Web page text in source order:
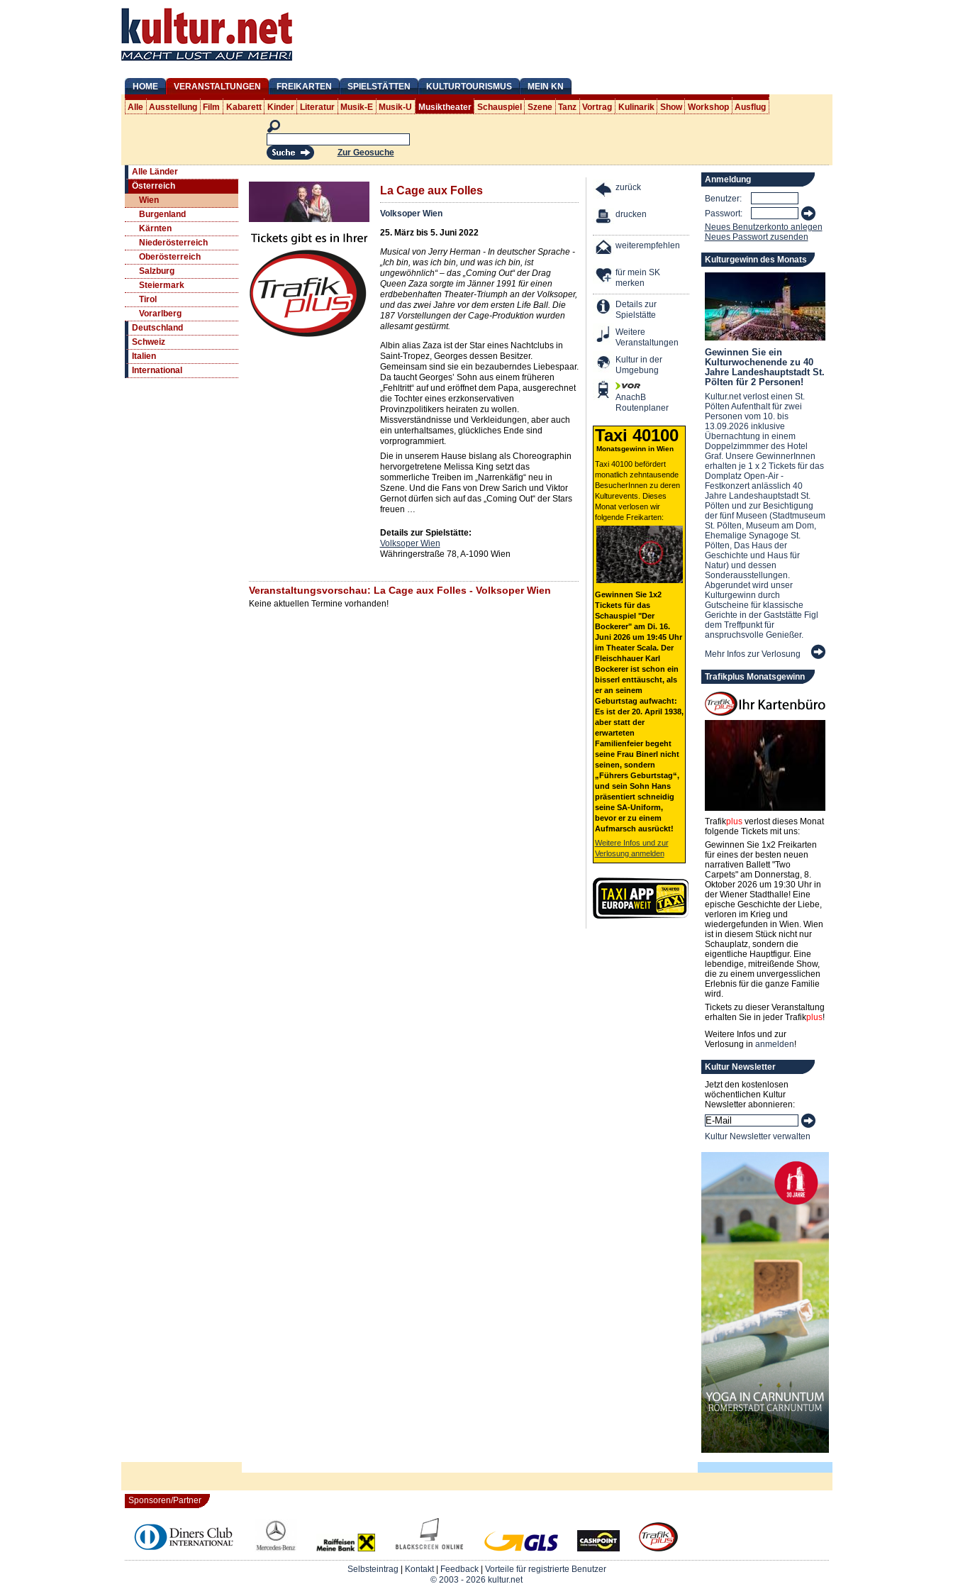
HOME VERANSTALTUNGEN FREIKARTEN SPIELSTÄTTEN KULTURTOURISMUS MEIN KN
Alle Ausstellung Film Kabarett Kinder Literatur Musik-E Musik-U Musiktheater Schauspiel Szene Tanz Vortrag Kulinarik Show Workshop Ausflug
Zur Geosuche
Alle Länder
Österreich
Wien
Burgenland
Kärnten
Niederösterreich
Oberösterreich
Salzburg
Steiermark
Tirol
Vorarlberg
Deutschland
Schweiz
Italien
International
La Cage aux Folles
Volksoper Wien
25. März bis 5. Juni 2022
Musical von Jerry Herman - In deutscher Sprache -
„Ich bin, was ich bin, und was ich bin, ist
ungewöhnlich“ – das „Coming Out“ der Drag
Queen Zaza sorgte im Jänner 1991 für einen
erdbebenhaften Theater-Triumph an der Volksoper,
und das zwei Jahre vor dem ersten Life Ball. Die
187 Vorstellungen der Cage-Produktion wurden
allesamt gestürmt.
Albin alias Zaza ist der Star eines Nachtclubs in
Saint-Tropez, Georges dessen Besitzer.
Gemeinsam sind sie ein bezauberndes Liebespaar.
Da taucht Georges’ Sohn aus einem früheren
„Fehltritt“ auf und eröffnet dem Papa, ausgerechnet
die Tochter eines erzkonservativen
Provinzpolitikers heiraten zu wollen.
Missverständnisse und Verkleidungen, aber auch
ein unterhaltsames, glückliches Ende sind
vorprogrammiert.
Die in unserem Hause bislang als Choreographin
hervorgetretene Melissa King setzt das
sommerliche Treiben im „Narrenkäfig“ neu in
Szene. Und die Fans von Drew Sarich und Viktor
Gernot dürfen sich auf das „Coming Out“ der Stars
freuen …
Details zur Spielstätte:
Volksoper Wien
Währingerstraße 78, A-1090 Wien
Veranstaltungsvorschau: La Cage aux Folles - Volksoper Wien
Keine aktuellen Termine vorhanden!
zurück
drucken
weiterempfehlen
für mein SK
merken
Details zur
Spielstätte
Weitere
Veranstaltungen
Kultur in der
Umgebung
AnachB
Routenplaner
Taxi 40100
Monatsgewinn in Wien
Taxi 40100 befördert
monatlich zehntausende
BesucherInnen zu deren
Kulturevents. Dieses
Monat verlosen wir
folgende Freikarten:
Gewinnen Sie 1x2
Tickets für das
Schauspiel "Der
Bockerer" am Di. 16.
Juni 2026 um 19:45 Uhr
im Theater Scala. Der
Fleischhauer Karl
Bockerer ist schon ein
bisserl enttäuscht, als
er an seinem
Geburtstag aufwacht:
Es ist der 20. April 1938,
aber statt der
erwarteten
Familienfeier begeht
seine Frau Binerl nicht
seinen, sondern
„Führers Geburtstag“,
und sein Sohn Hans
präsentiert schneidig
seine SA-Uniform,
bevor er zu einem
Aufmarsch ausrückt!
Weitere Infos und zur
Verlosung anmelden
Anmeldung
Benutzer:
Passwort:
Neues Benutzerkonto anlegen
Neues Passwort zusenden
Kulturgewinn des Monats
Gewinnen Sie ein
Kulturwochenende zu 40
Jahre Landeshauptstadt St.
Pölten für 2 Personen!
Kultur.net verlost einen St.
Pölten Aufenthalt für zwei
Personen vom 10. bis
13.09.2026 inklusive
Übernachtung in einem
Doppelzimmmer des Hotel
Graf. Unsere GewinnerInnen
erhalten je 1 x 2 Tickets für das
Domplatz Open-Air -
Festkonzert anlässlich 40
Jahre Landeshauptstadt St.
Pölten und zur Besichtigung
der fünf Museen (Stadtmuseum
St. Pölten, Museum am Dom,
Ehemalige Synagoge St.
Pölten, Das Haus der
Geschichte und Haus für
Natur) und dessen
Sonderausstellungen.
Abgerundet wird unser
Kulturgewinn durch
Gutscheine für klassische
Gerichte in der Gaststätte Figl
dem Treffpunkt für
anspruchsvolle Genießer.
Mehr Infos zur Verlosung
Trafikplus Monatsgewinn
Trafikplusverlost dieses Monat
folgende Tickets mit uns:
Gewinnen Sie 1x2 Freikarten
für eines der besten neuen
narrativen Ballett "Two
Carpets" am Donnerstag, 8.
Oktober 2026 um 19:30 Uhr in
der Wiener Stadthalle! Eine
epische Geschichte der Liebe,
verloren im Krieg und
wiedergefunden in Wien. Wien
ist in diesem Stück nicht nur
Schauplatz, sondern die
eigentliche Hauptfigur. Eine
lebendige, mitreißende Show,
die zu einem unvergesslichen
Erlebnis für die ganze Familie
wird.
Tickets zu dieser Veranstaltung
erhalten Sie in jeder Trafikplus!
Weitere Infos und zur
Verlosung in anmelden!
Kultur Newsletter
Jetzt den kostenlosen
wöchentlichen Kultur
Newsletter abonnieren:
Kultur Newsletter verwalten
Sponsoren/Partner
Selbsteintrag Kontakt| Feedback| Vorteile für registrierte Benutzer
© 2003 - 2026 kultur.net